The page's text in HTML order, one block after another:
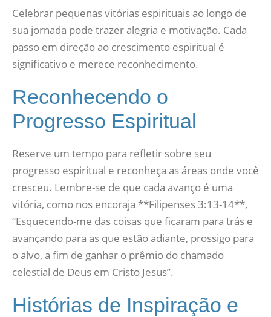
Celebrar pequenas vitórias espirituais ao longo de
sua jornada pode trazer alegria e motivação. Cada
passo em direção ao crescimento espiritual é
significativo e merece reconhecimento.
Reconhecendo o
Progresso Espiritual
Reserve um tempo para refletir sobre seu
progresso espiritual e reconheça as áreas onde você
cresceu. Lembre-se de que cada avanço é uma
vitória, como nos encoraja **Filipenses 3:13-14**,
“Esquecendo-me das coisas que ficaram para trás e
avançando para as que estão adiante, prossigo para
o alvo, a fim de ganhar o prêmio do chamado
celestial de Deus em Cristo Jesus”.
Histórias de Inspiração e